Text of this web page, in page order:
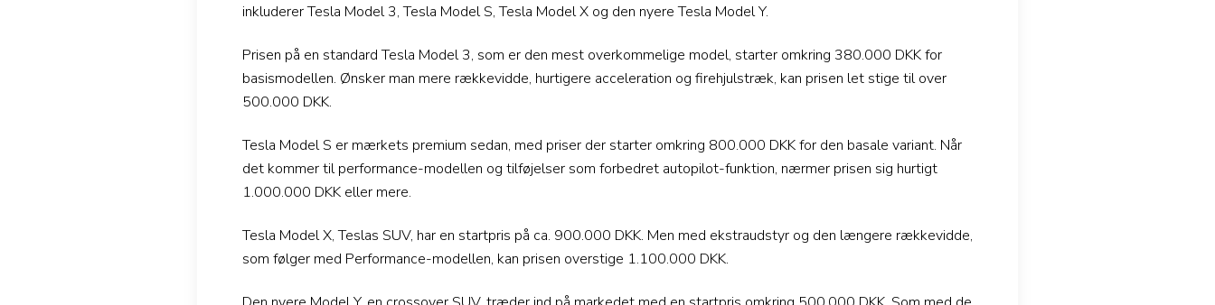
inkluderer Tesla Model 3, Tesla Model S, Tesla Model X og den nyere Tesla Model Y.
Prisen på en standard Tesla Model 3, som er den mest overkommelige model, starter omkring 380.000 DKK for
basismodellen. Ønsker man mere rækkevidde, hurtigere acceleration og firehjulstræk, kan prisen let stige til over
500.000 DKK.
Tesla Model S er mærkets premium sedan, med priser der starter omkring 800.000 DKK for den basale variant. Når
det kommer til performance-modellen og tilføjelser som forbedret autopilot-funktion, nærmer prisen sig hurtigt
1.000.000 DKK eller mere.
Tesla Model X, Teslas SUV, har en startpris på ca. 900.000 DKK. Men med ekstraudstyr og den længere rækkevidde,
som følger med Performance-modellen, kan prisen overstige 1.100.000 DKK.